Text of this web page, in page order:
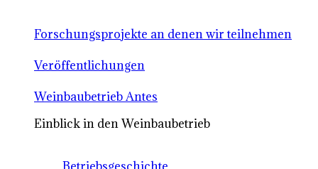
Forschungsprojekte an denen wir teilnehmen
Veröffentlichungen
Weinbaubetrieb Antes
Einblick in den Weinbaubetrieb